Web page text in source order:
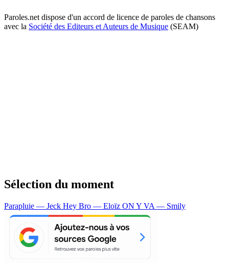
Paroles.net dispose d'un accord de licence de paroles de chansons
avec la Société des Editeurs et Auteurs de Musique (SEAM)
Sélection du moment
Parapluie — Jeck Hey Bro — Eloïz ON Y VA — Smily